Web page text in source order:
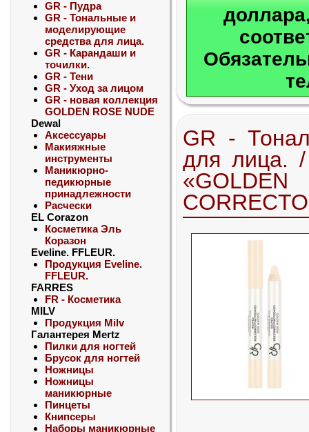
GR - Пудра
GR - Тональные и
моделирующие
средства для лица.
GR - Карандаши и
точилки.
GR - Тени
GR - Уход за лицом
GR - новая коллекция
GOLDEN ROSE NUDE
Dewal
Аксессуары
Макияжные
инструменты
Маникюрно-
педикюрные
принадлежности
Расчески
EL Corazon
Косметика Эль
Коразон
Eveline. FFLEUR.
Продукция Eveline.
FFLEUR.
FARRES
FR - Косметика
MILV
Продукция Milv
Галантерея Mertz
Пилки для ногтей
Брусок для ногтей
Ножницы
Ножницы
маникюрные
Пинцеты
Книпсеры
Наборы маникюрные
GR -
для лица.